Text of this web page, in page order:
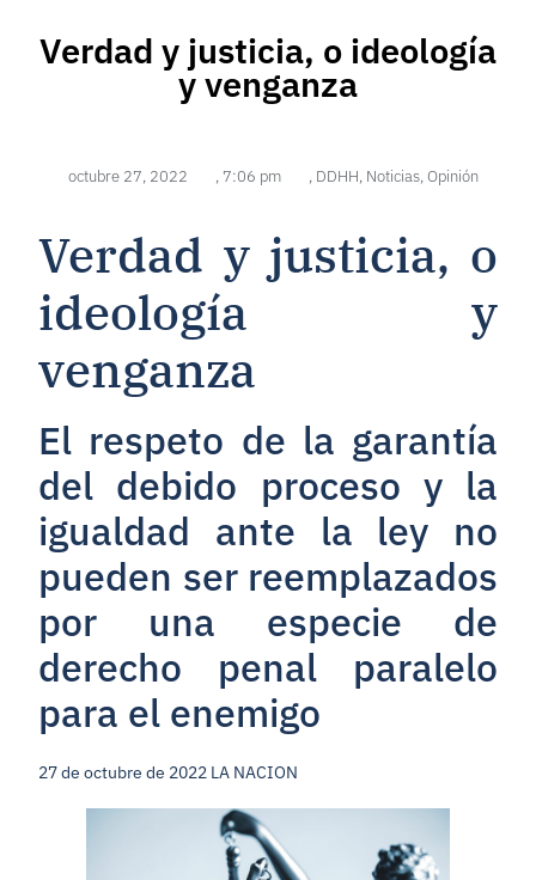
Verdad y justicia, o ideología
y venganza
octubre 27, 2022 , 7:06 pm , DDHH, Noticias,Opinión
Verdad y justicia, o
ideología y
venganza
El respeto de la garantía
del debido proceso y la
igualdad ante la ley no
pueden ser reemplazados
por una especie de
derecho penal paralelo
para el enemigo
27 de octubre de 2022 LA NACION